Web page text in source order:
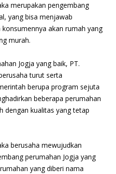
merupakan pengembang
yang bisa menjawab
akan rumah yang
murah.
Jogja yang baik, PT.
turut serta
berupa program sejuta
beberapa perumahan
dengan kualitas yang tetap
berusaha mewujudkan
perumahan Jogja yang
yang diberi nama